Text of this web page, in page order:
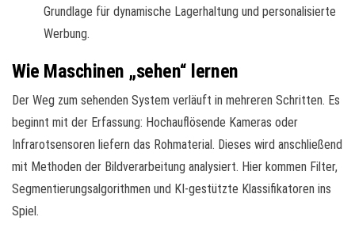
Grundlage für dynamische Lagerhaltung und personalisierte
Werbung.
Wie Maschinen „sehen“ lernen
Der Weg zum sehenden System verläuft in mehreren Schritten. Es
beginnt mit der Erfassung: Hochauflösende Kameras oder
Infrarotsensoren liefern das Rohmaterial. Dieses wird anschließend
mit Methoden der Bildverarbeitung analysiert. Hier kommen Filter,
Segmentierungsalgorithmen und KI-gestützte Klassifikatoren ins
Spiel.